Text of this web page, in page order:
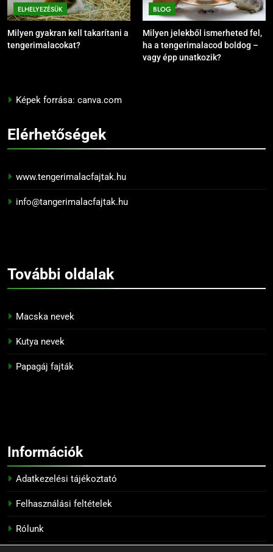
ELHELYEZÉSÜK
Milyen gyakran kell takarítani a
tengerimalacokat?
BLOG
Milyen jelekből ismerheted fel,
ha a tengerimalacod boldog –
vagy épp unatkozik?
Képek forrása: canva.com
Elérhetőségek
www.tengerimalacfajtak.hu
info@tangerimalacfajtak.hu
További oldalak
Macska nevek
Kutya nevek
Papagáj fajták
Információk
Adatkezelési tájékoztató
Felhasználási feltételek
Rólunk